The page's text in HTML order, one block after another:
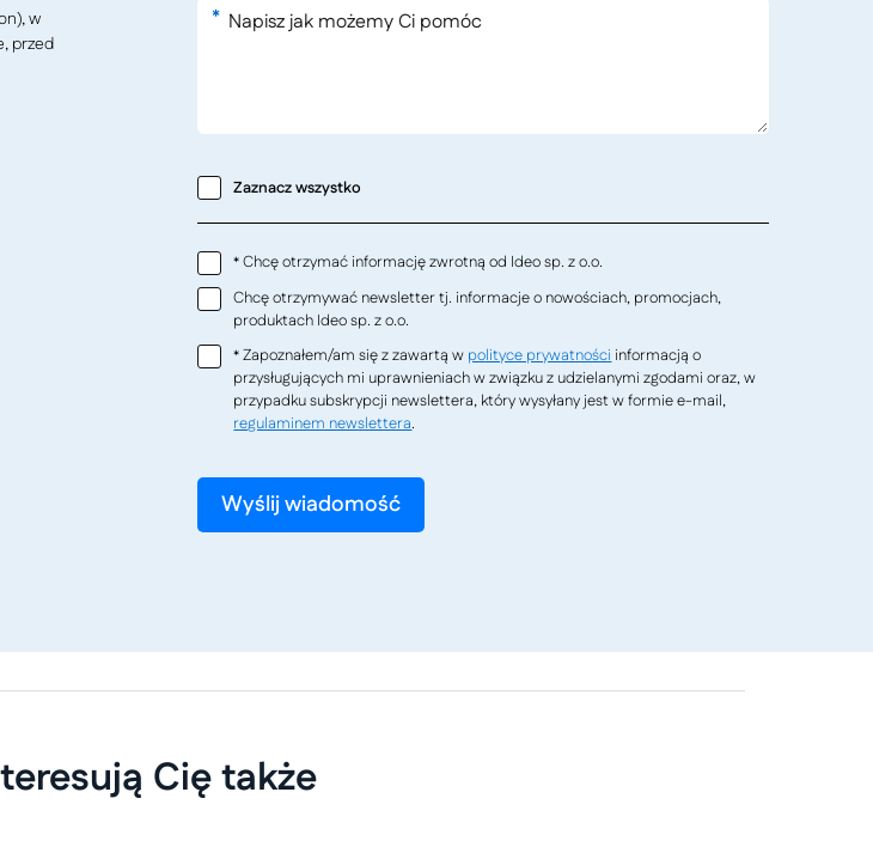
w
przed
*
Zaznacz wszystko
* Chcę otrzymać informację zwrotną od Ideo sp. z o.o.
Chcę otrzymywać newsletter tj. informacje o nowościach, promocjach,
produktach Ideo sp. z o.o.
* Zapoznałem/am się z zawartą w polityce prywatności informacją o
przysługujących mi uprawnieniach w związku z udzielanymi zgodami oraz, w
przypadku subskrypcji newslettera, który wysyłany jest w formie e-mail,
regulaminem newslettera.
Cię także